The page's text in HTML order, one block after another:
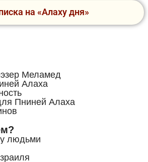
на «Алаху дня»
Меламед
Алаха
Пниней Алаха
людьми